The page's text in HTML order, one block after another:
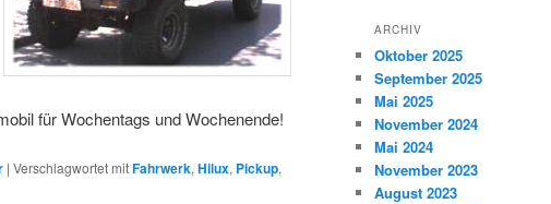
für Wochentags und Wochenende!
| Verschlagwortet mitFahrwerk, Hilux, Pickup,
ARCHIV
Oktober 2025
September 2025
Mai 2025
November 2024
Mai 2024
November 2023
August 2023